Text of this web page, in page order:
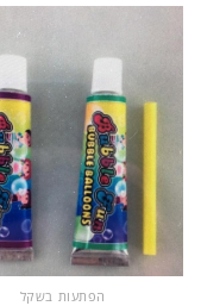
הפתעות בשקל